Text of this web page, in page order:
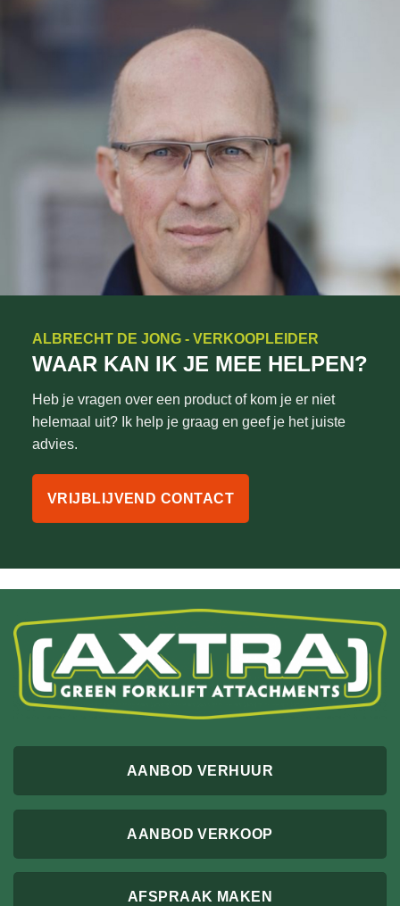
ALBRECHT DE JONG - VERKOOPLEIDER
WAAR KAN IK JE MEE HELPEN?
Heb je vragen over een product of kom je er niet
helemaal uit? Ik help je graag en geef je het juiste
advies.
VRIJBLIJVEND CONTACT
AANBOD VERHUUR
AANBOD VERKOOP
AFSPRAAK MAKEN